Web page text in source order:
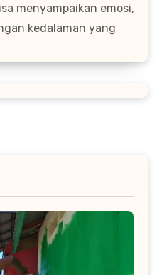
menyampaikan emosi,
kedalaman yang